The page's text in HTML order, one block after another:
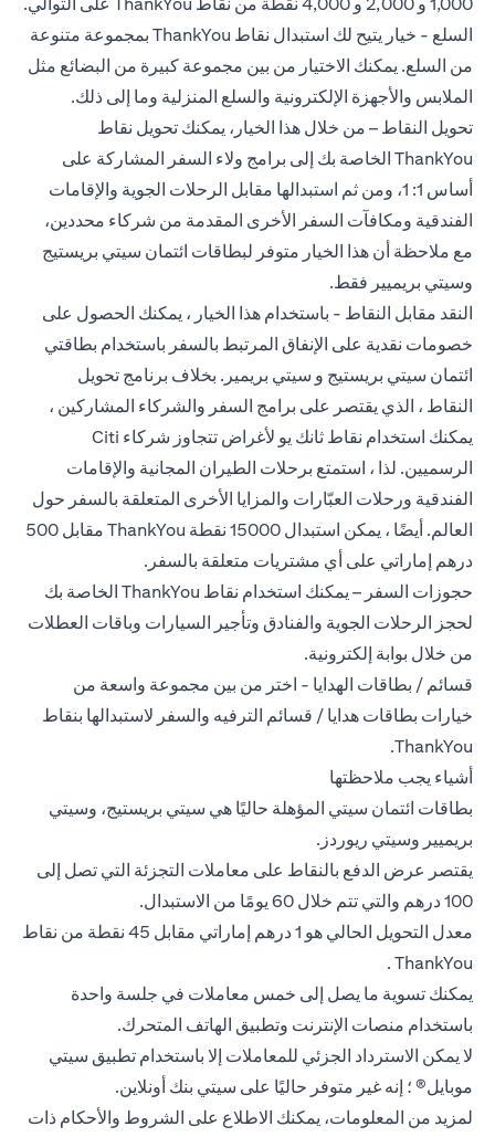
السلع - خيار يتيح لك استبدال نقاط ThankYou بمجموعة متنوعة
من السلع. يمكنك الاختيار من بين مجموعة كبيرة من البضائع مثل
الملابس والأجهزة الإلكترونية والسلع المنزلية وما إلى ذلك.
تحويل النقاط – من خلال هذا الخيار، يمكنك تحويل نقاط
ThankYou الخاصة بك إلى برامج ولاء السفر المشاركة على
أساس 1: 1، ومن ثم استبدالها مقابل الرحلات الجوية والإقامات
الفندقية ومكافآت السفر الأخرى المقدمة من شركاء محددين،
مع ملاحظة أن هذا الخيار متوفر لبطاقات ائتمان سيتي بريستيج
وسيتي بريميير فقط.
النقد مقابل النقاط - باستخدام هذا الخيار ، يمكنك الحصول على
خصومات نقدية على الإنفاق المرتبط بالسفر باستخدام بطاقتي
ائتمان سيتي بريستيج و سيتي بريمير. بخلاف برنامج تحويل
النقاط ، الذي يقتصر على برامج السفر والشركاء المشاركين ،
يمكنك استخدام نقاط ثانك يو لأغراض تتجاوز شركاء Citi
الرسميين. لذا ، استمتع برحلات الطيران المجانية والإقامات
الفندقية ورحلات العبّارات والمزايا الأخرى المتعلقة بالسفر حول
العالم. أيضًا ، يمكن استبدال 15000 نقطة ThankYou مقابل 500
درهم إماراتي على أي مشتريات متعلقة بالسفر.
حجوزات السفر – يمكنك استخدام نقاط ThankYou الخاصة بك
لحجز الرحلات الجوية والفنادق وتأجير السيارات وباقات العطلات
من خلال بوابة إلكترونية.
قسائم / بطاقات الهدايا - اختر من بين مجموعة واسعة من
خيارات بطاقات هدايا / قسائم الترفيه والسفر لاستبدالها بنقاط
ThankYou.
أشياء يجب ملاحظتها
بطاقات ائتمان سيتي المؤهلة حاليًا هي سيتي بريستيج، وسيتي
بريميير وسيتي ريوردز.
يقتصر عرض الدفع بالنقاط على معاملات التجزئة التي تصل إلى
100 درهم والتي تتم خلال 60 يومًا من الاستبدال.
معدل التحويل الحالي هو 1 درهم إماراتي مقابل 45 نقطة من نقاط
ThankYou .
يمكنك تسوية ما يصل إلى خمس معاملات في جلسة واحدة
باستخدام منصات الإنترنت وتطبيق الهاتف المتحرك.
لا يمكن الاسترداد الجزئي للمعاملات إلا باستخدام تطبيق سيتي
موبايل® ؛ إنه غير متوفر حاليًا على سيتي بنك أونلاين.
لمزيد من المعلومات، يمكنك الاطلاع على الشروط والأحكام (opens in a new tab)ذات